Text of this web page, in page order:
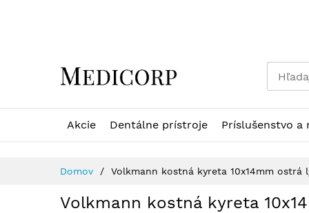
Akcie Dentálne prístroje Príslušenstvo a
Domov Volkmann kostná kyreta 10x14mm
Volkmann kostná kyreta